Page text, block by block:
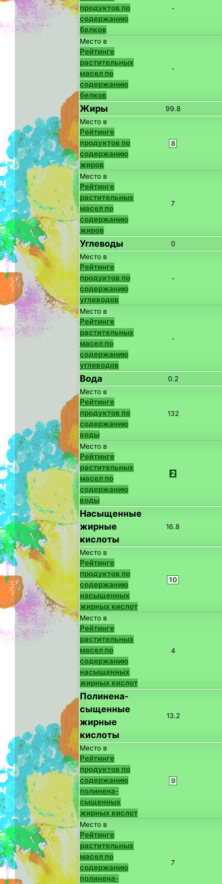
продуктов по
содержанию
белков
-
Место в
Рейтинге
растительных
масел по
содержанию
белков
-
Жиры
99.8
Место в
Рейтинге
продуктов по
содержанию
жиров
8
Место в
Рейтинге
растительных
масел по
содержанию
жиров
7
Углеводы
0
Место в
Рейтинге
продуктов по
содержанию
углеводов
-
Место в
Рейтинге
растительных
масел по
содержанию
углеводов
-
Вода
0.2
Место в
Рейтинге
продуктов по
содержанию
воды
132
Место в
Рейтинге
растительных
масел по
содержанию
воды
2
Насыщенные
жирные
кислоты
16.8
Место в
Рейтинге
продуктов по
содержанию
насыщенных
жирных кислот
10
Место в
Рейтинге
растительных
масел по
содержанию
насыщенных
жирных кислот
4
Полинена­
сыщенные
жирные
кислоты
13.2
Место в
Рейтинге
продуктов по
содержанию
полинена­
сыщенных
жирных кислот
9
Место в
Рейтинге
растительных
масел по
содержанию
полинена­
7